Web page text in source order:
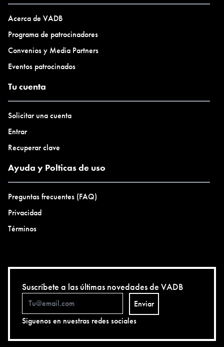
Acerca de VADB
Programa de patrocinadores
Convenios y Media Partners
Eventos patrocinados
Tu cuenta
Solicitar una cuenta
Entrar
Recuperar clave
Ayuda y Polticas de uso
Preguntas frecuentes (FAQ)
Privacidad
Términos
Suscríbete a las últimas novedades de VADB
Enviar
Siguenos en nuestras redes sociales